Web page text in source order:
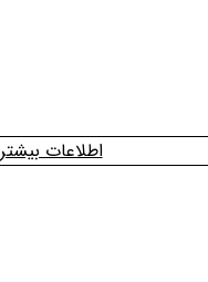
اطلاعات بیشتر